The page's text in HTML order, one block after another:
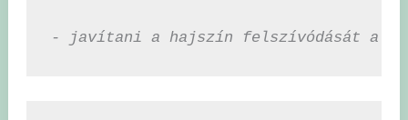
- javítani a hajszín felszívódását a